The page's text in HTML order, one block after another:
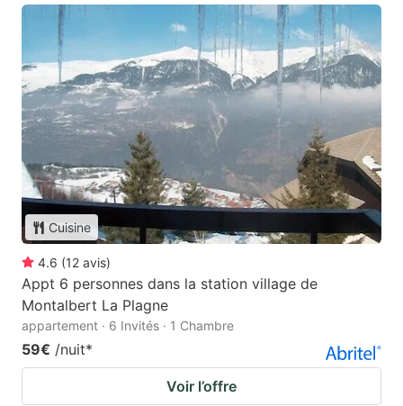
Cuisine
4.6 (12 avis)
Appt 6 personnes dans la station village de
Montalbert La Plagne
appartement · 6 Invités · 1 Chambre
59€ /nuit*
Voir l’offre